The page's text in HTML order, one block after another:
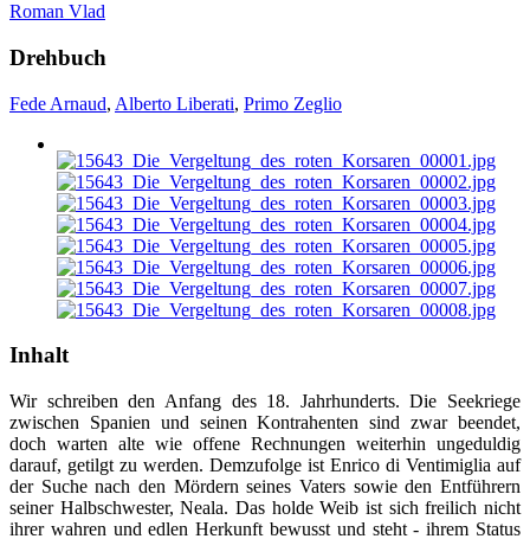
Roman Vlad
Drehbuch
Fede Arnaud, Alberto Liberati, Primo Zeglio
Inhalt
Wir schreiben den Anfang des 18. Jahrhunderts. Die Seekriege
zwischen Spanien und seinen Kontrahenten sind zwar beendet,
doch warten alte wie offene Rechnungen weiterhin ungeduldig
darauf, getilgt zu werden. Demzufolge ist Enrico di Ventimiglia auf
der Suche nach den Mördern seines Vaters sowie den Entführern
seiner Halbschwester, Neala. Das holde Weib ist sich freilich nicht
ihrer wahren und edlen Herkunft bewusst und steht - ihrem Status